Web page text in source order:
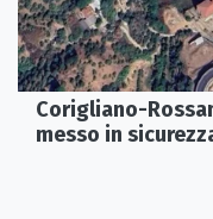
Corigliano-
messo in